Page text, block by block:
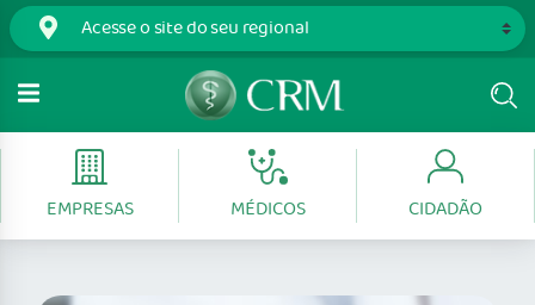
EMPRESAS MÉDICOS CIDADÃO